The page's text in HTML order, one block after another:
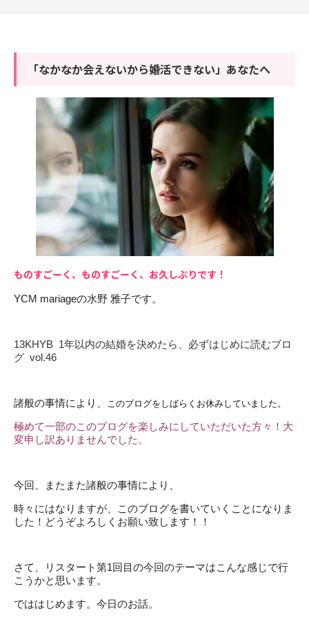
「なかなか会えないから婚活できない」あなたへ
ものすごーく、ものすごーく、お久しぶりです！
YCM mariageの水野 雅子です。
13KHYB 1年以内の結婚を決めたら、必ずはじめに読むブロ
グ vol.46
諸般の事情により、 このブログをしばらくお休みしていました。
極めて一部のこのブログを楽しみにしていただいた方々！大
変申し訳ありませんでした。
今回、またまた諸般の事情により、
時々にはなりますが、このブログを書いていくことになりま
した！どうぞよろしくお願い致します！！
さて、リスタート第1回目の今回のテーマはこんな感じで行
こうかと思います。
でははじめます。今日のお話。